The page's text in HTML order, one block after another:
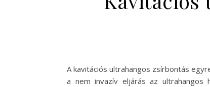
A kavitációs ultrahangos zsírbontás
a nem invazív eljárás az ultrahangos